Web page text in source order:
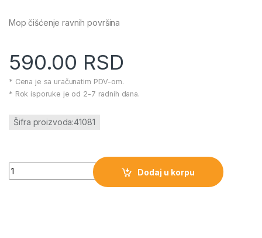
Mop čišćenje ravnih površina
590.00 RSD
* Cena je sa uračunatim PDV-om.
* Rok isporuke je od 2-7 radnih dana.
Šifra proizvoda:41081
Mop čišćenje ravnih površina količina
Dodaj u korpu